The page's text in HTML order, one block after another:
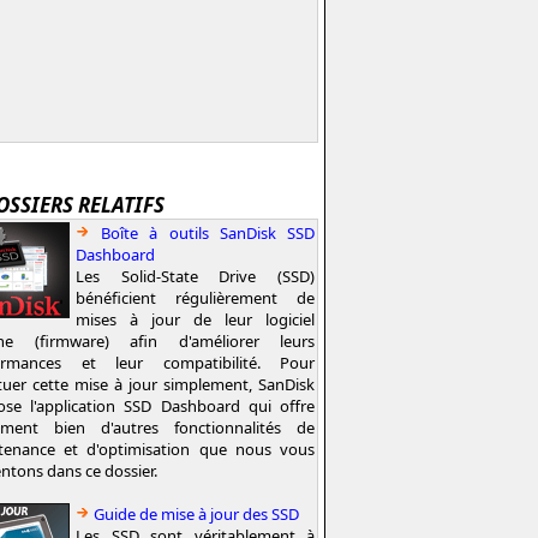
RELATIFS
Boîte à outils SanDisk SSD
Dashboard
Les Solid-State Drive (SSD)
bénéficient régulièrement de
mises à jour de leur logiciel
(firmware) afin d'améliorer leurs
et leur compatibilité. Pour
cette mise à jour simplement, SanDisk
l'application SSD Dashboard qui offre
bien d'autres fonctionnalités de
et d'optimisation que nous vous
dans ce dossier.
Guide de mise à jour des SSD